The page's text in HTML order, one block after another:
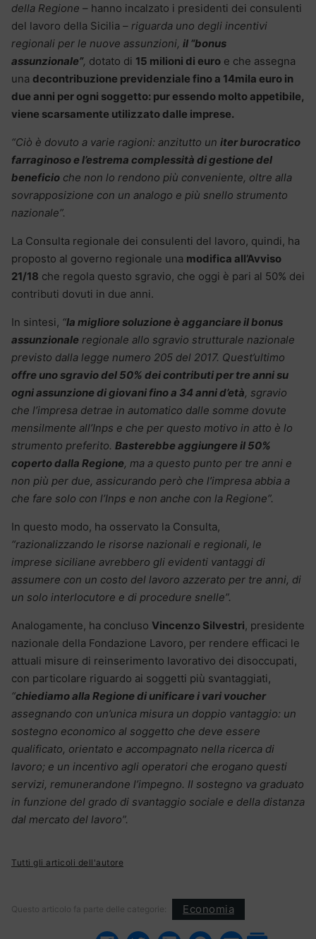
della Regione – hanno incalzato i presidenti dei consulenti
del lavoro della Sicilia – riguarda uno degli incentivi
regionali per le nuove assunzioni, il “bonus
assunzionale”, dotato di 15 milioni di euro e che assegna
una decontribuzione previdenziale fino a 14mila euro in
due anni per ogni soggetto: pur essendo molto appetibile,
viene scarsamente utilizzato dalle imprese.
“Ciò è dovuto a varie ragioni: anzitutto un iter burocratico
farraginoso e l’estrema complessità di gestione del
beneficio che non lo rendono più conveniente, oltre alla
sovrapposizione con un analogo e più snello strumento
nazionale”.
La Consulta regionale dei consulenti del lavoro, quindi, ha
proposto al governo regionale una modifica all’Avviso
21/18 che regola questo sgravio, che oggi è pari al 50% dei
contributi dovuti in due anni.
In sintesi, “la migliore soluzione è agganciare il bonus
assunzionale regionale allo sgravio strutturale nazionale
previsto dalla legge numero 205 del 2017. Quest’ultimo
offre uno sgravio del 50% dei contributi per tre anni su
ogni assunzione di giovani fino a 34 anni d’età, sgravio
che l’impresa detrae in automatico dalle somme dovute
mensilmente all’Inps e che per questo motivo in atto è lo
strumento preferito. Basterebbe aggiungere il 50%
coperto dalla Regione, ma a questo punto per tre anni e
non più per due, assicurando però che l’impresa abbia a
che fare solo con l’Inps e non anche con la Regione”.
In questo modo, ha osservato la Consulta,
“razionalizzando le risorse nazionali e regionali, le
imprese siciliane avrebbero gli evidenti vantaggi di
assumere con un costo del lavoro azzerato per tre anni, di
un solo interlocutore e di procedure snelle”.
Analogamente, ha concluso Vincenzo Silvestri, presidente
nazionale della Fondazione Lavoro, per rendere efficaci le
attuali misure di reinserimento lavorativo dei disoccupati,
con particolare riguardo ai soggetti più svantaggiati,
“chiediamo alla Regione di unificare i vari voucher
assegnando con un’unica misura un doppio vantaggio: un
sostegno economico al soggetto che deve essere
qualificato, orientato e accompagnato nella ricerca di
lavoro; e un incentivo agli operatori che erogano questi
servizi, remunerandone l’impegno. Il sostegno va graduato
in funzione del grado di svantaggio sociale e della distanza
dal mercato del lavoro”.
Tutti gli articoli dell'autore
Questo articolo fa parte delle categorie: Economia